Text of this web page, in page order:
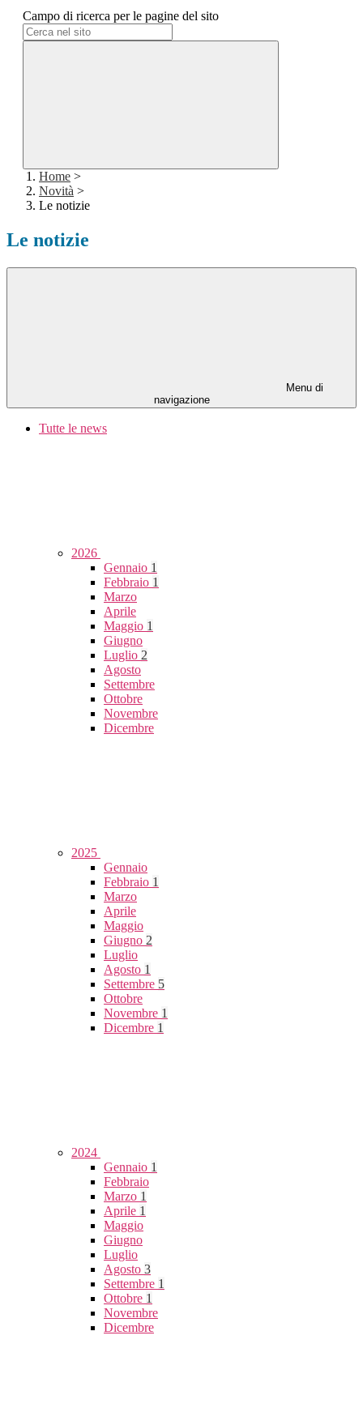
Campo di ricerca per le pagine del sito
Home >
Novità >
Le notizie
Le notizie
Menu di
navigazione
Tutte le news
2026
Gennaio 1
Febbraio 1
Marzo
Aprile
Maggio 1
Giugno
Luglio 2
Agosto
Settembre
Ottobre
Novembre
Dicembre
2025
Gennaio
Febbraio 1
Marzo
Aprile
Maggio
Giugno 2
Luglio
Agosto 1
Settembre 5
Ottobre
Novembre 1
Dicembre 1
2024
Gennaio 1
Febbraio
Marzo 1
Aprile 1
Maggio
Giugno
Luglio
Agosto 3
Settembre 1
Ottobre 1
Novembre
Dicembre